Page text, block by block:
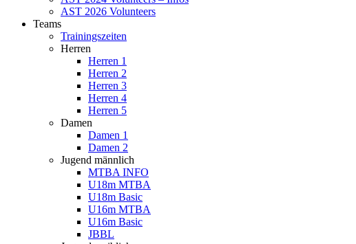
AST 2026 Volunteers
Teams
Trainingszeiten
Herren
Herren 1
Herren 2
Herren 3
Herren 4
Herren 5
Damen
Damen 1
Damen 2
Jugend männlich
MTBA INFO
U18m MTBA
U18m Basic
U16m MTBA
U16m Basic
JBBL